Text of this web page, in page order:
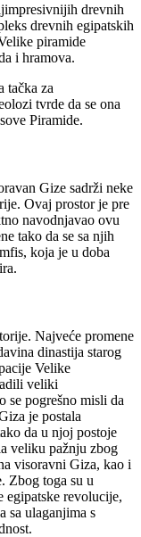
drevnih
drevnih egipatskih
piramide
i hramova.
tačka za
tvrde da se ona
Piramide.
Gize sadrži neke
Ovaj prostor je pre
navodnjavao ovu
tako da se sa njih
koja je u doba
Najveće promene
dinastija starog
Velike
veliki
se pogrešno misli da
je postala
da u njoj postoje
veliku pažnju zbog
visoravni Giza, kao i
Zbog toga su u
egipatske revolucije,
sa ulaganjima s